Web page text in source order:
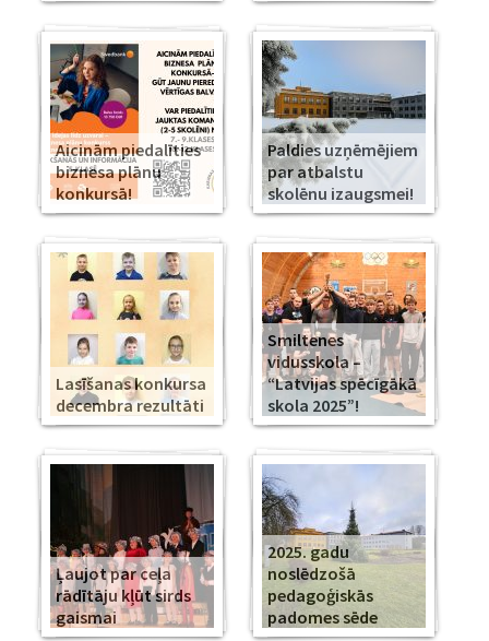
Aicinām piedalīties
biznesa plānu
konkursā!
Paldies uzņēmējiem
par atbalstu
skolēnu izaugsmei!
Lasīšanas konkursa
decembra rezultāti
Smiltenes
vidusskola –
“Latvijas spēcīgākā
skola 2025”!
Ļaujot par ceļa
rādītāju kļūt sirds
gaismai
2025. gadu
noslēdzošā
pedagoģiskās
padomes sēde